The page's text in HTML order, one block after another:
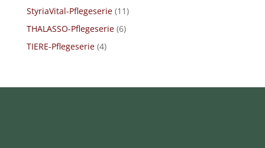
StyriaVital-Pflegeserie (11)
THALASSO-Pflegeserie (6)
TIERE-Pflegeserie (4)